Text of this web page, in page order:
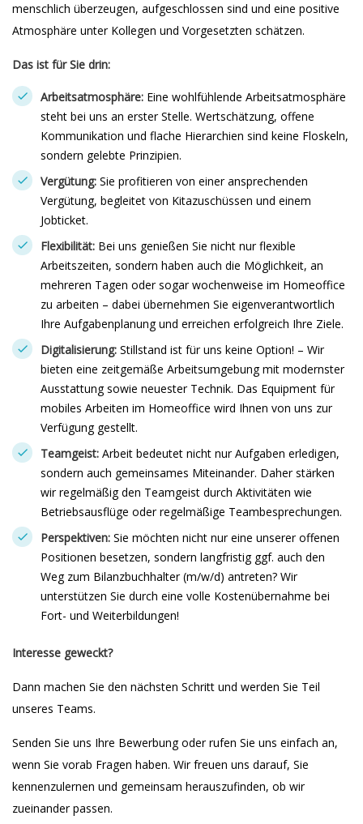
menschlich überzeugen, aufgeschlossen sind und eine positive
Atmosphäre unter Kollegen und Vorgesetzten schätzen.
Das ist für Sie drin:
Arbeitsatmosphäre: Eine wohlfühlende Arbeitsatmosphäre
steht bei uns an erster Stelle. Wertschätzung, offene
Kommunikation und flache Hierarchien sind keine Floskeln,
sondern gelebte Prinzipien.
Vergütung: Sie profitieren von einer ansprechenden
Vergütung, begleitet von Kitazuschüssen und einem
Jobticket.
Flexibilität: Bei uns genießen Sie nicht nur flexible
Arbeitszeiten, sondern haben auch die Möglichkeit, an
mehreren Tagen oder sogar wochenweise im Homeoffice
zu arbeiten – dabei übernehmen Sie eigenverantwortlich
Ihre Aufgabenplanung und erreichen erfolgreich Ihre Ziele.
Digitalisierung: Stillstand ist für uns keine Option! – Wir
bieten eine zeitgemäße Arbeitsumgebung mit modernster
Ausstattung sowie neuester Technik. Das Equipment für
mobiles Arbeiten im Homeoffice wird Ihnen von uns zur
Verfügung gestellt.
Teamgeist: Arbeit bedeutet nicht nur Aufgaben erledigen,
sondern auch gemeinsames Miteinander. Daher stärken
wir regelmäßig den Teamgeist durch Aktivitäten wie
Betriebsausflüge oder regelmäßige Teambesprechungen.
Perspektiven: Sie möchten nicht nur eine unserer offenen
Positionen besetzen, sondern langfristig ggf. auch den
Weg zum Bilanzbuchhalter (m/w/d) antreten? Wir
unterstützen Sie durch eine volle Kostenübernahme bei
Fort- und Weiterbildungen!
Interesse geweckt?
Dann machen Sie den nächsten Schritt und werden Sie Teil
unseres Teams.
Senden Sie uns Ihre Bewerbung oder rufen Sie uns einfach an,
wenn Sie vorab Fragen haben. Wir freuen uns darauf, Sie
kennenzulernen und gemeinsam herauszufinden, ob wir
zueinander passen.